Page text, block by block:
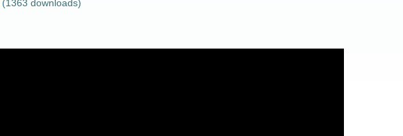
(1363 downloads)